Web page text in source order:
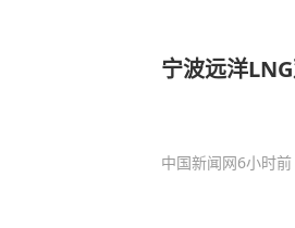
宁波远洋
中国新闻网6小时前